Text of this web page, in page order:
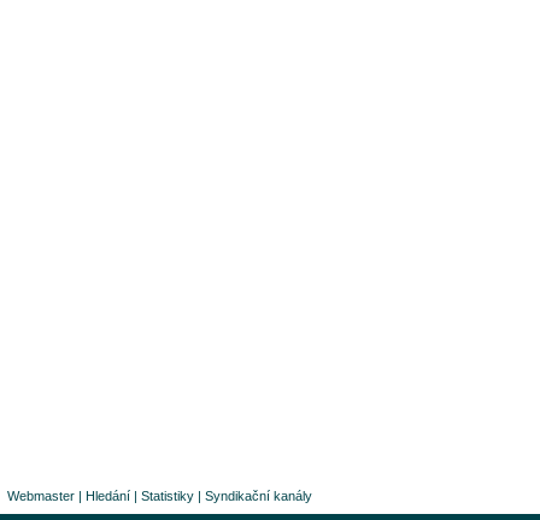
Webmaster | Hledání | Statistiky | Syndikační kanály